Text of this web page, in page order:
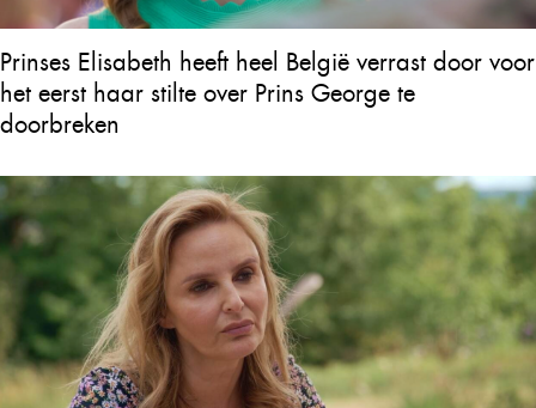
Prinses Elisabeth heeft heel België verrast door voor
het eerst haar stilte over Prins George te
doorbreken